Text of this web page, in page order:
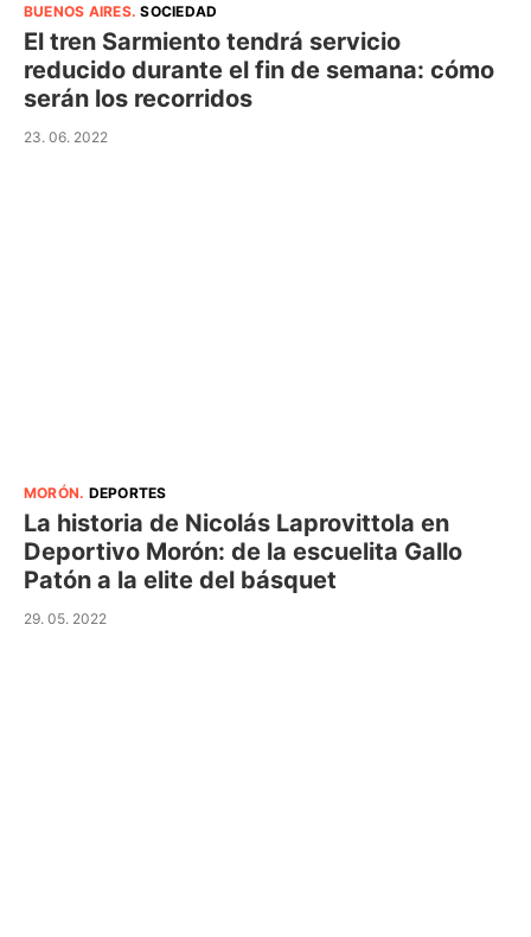
BUENOS AIRES.SOCIEDAD
El tren Sarmiento tendrá servicio
reducido durante el fin de semana: cómo
serán los recorridos
23. 06. 2022
MORÓN. DEPORTES
La historia de Nicolás Laprovittola en
Deportivo Morón: de la escuelita Gallo
Patón a la elite del básquet
29. 05. 2022